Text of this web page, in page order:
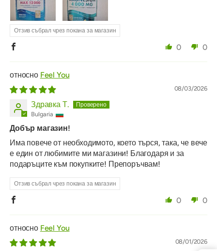
Отзив събрал чрез покана за магазин
0 0
Feel You
08/03/2026
Здравка Т.
Bulgaria
Добър магазин!
Има повече от необходимото, което търся, така, че вече
е един от любимите ми магазини! Благодаря и за
подаръците към покупките! Препоръчвам!
Отзив събрал чрез покана за магазин
0 0
Feel You
08/01/2026